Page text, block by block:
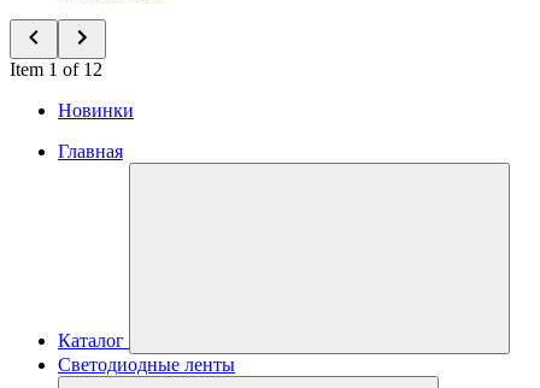
Item 1 of 12
Новинки
Главная
Каталог
Светодиодные ленты